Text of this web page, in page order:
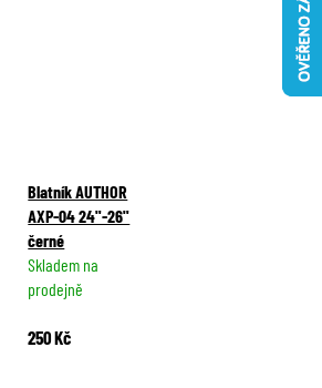
Blatník AUTHOR
AXP-04 24"-26"
černé
Skladem na
prodejně
250 Kč